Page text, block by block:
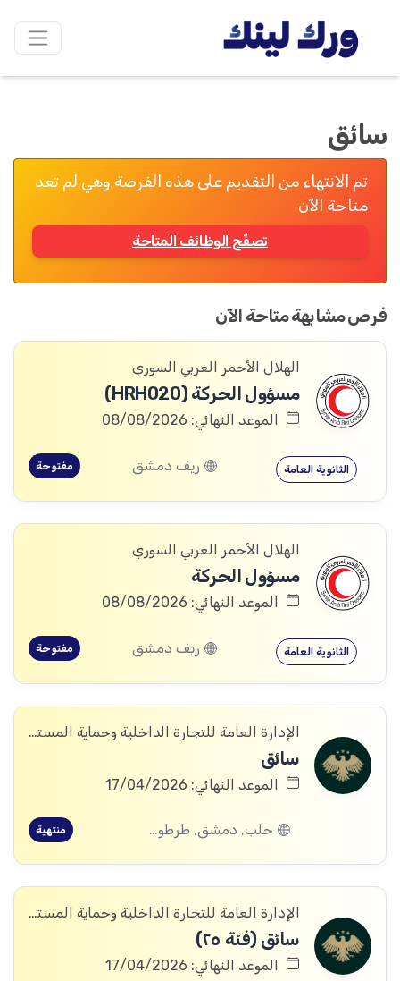
سائق
تم الانتهاء من التقديم على هذه الفرصة وهي لم تعد
متاحة الآن
تصفّح الوظائف المتاحة
فرص مشابهة متاحة الآن
الهلال الأحمر العربي السوري
مسؤول الحركة (HRH020)
الموعد النهائي: 08/08/2026
الثانوية العامة ريف دمشق مفتوحة
الهلال الأحمر العربي السوري
مسؤول الحركة
الموعد النهائي: 08/08/2026
الثانوية العامة ريف دمشق مفتوحة
الإدارة العامة للتجارة الداخلية وحماية المستهلك
سائق
الموعد النهائي: 17/04/2026
حلب, دمشق, طرطوس, ريف دمشق, ديرالزور, درعا, اللاذقية, الرقة, الحسكة منتهية
الإدارة العامة للتجارة الداخلية وحماية المستهلك
سائق (فئة ٢٥)
الموعد النهائي: 17/04/2026